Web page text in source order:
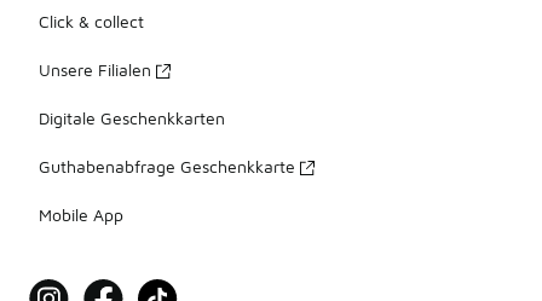
Click & collect
Unsere Filialen
Digitale Geschenkkarten
Guthabenabfrage Geschenkkarte
Mobile App